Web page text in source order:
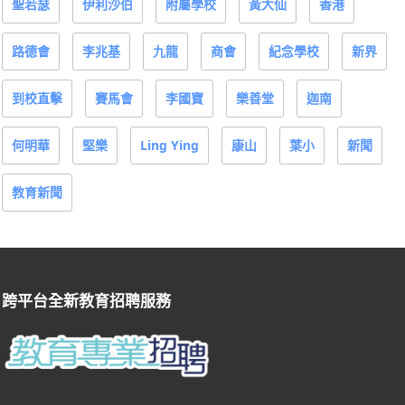
聖若瑟 伊利沙伯 附屬學校 黃大仙 香港
路德會 李兆基 九龍 商會 紀念學校 新界
到校直擊 賽馬會 李國寶 樂善堂 迦南
何明華 堅樂 Ling Ying 康山 葉小 新聞
教育新聞
跨平台全新教育招聘服務